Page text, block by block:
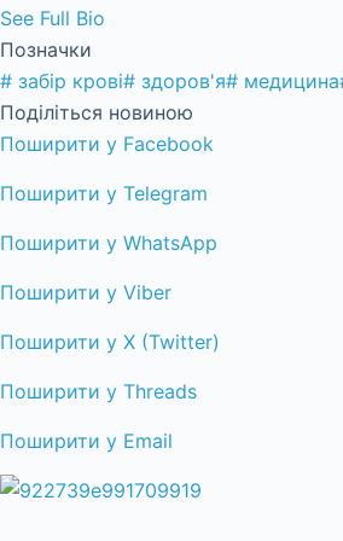
See Full Bio
Позначки
# забір крові# здоров'я# медицина
Поділіться новиною
Поширити у Facebook
Поширити у Telegram
Поширити у WhatsApp
Поширити у Viber
Поширити у X (Twitter)
Поширити у Threads
Поширити у Email